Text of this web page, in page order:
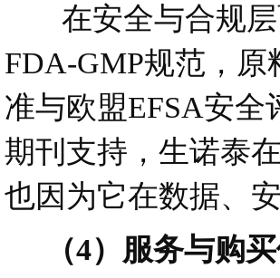
在安全与合规层
FDA-GMP规范，原
准与欧盟EFSA安全
期刊支持，生诺泰
也因为它在数据、
（4）服务与购买